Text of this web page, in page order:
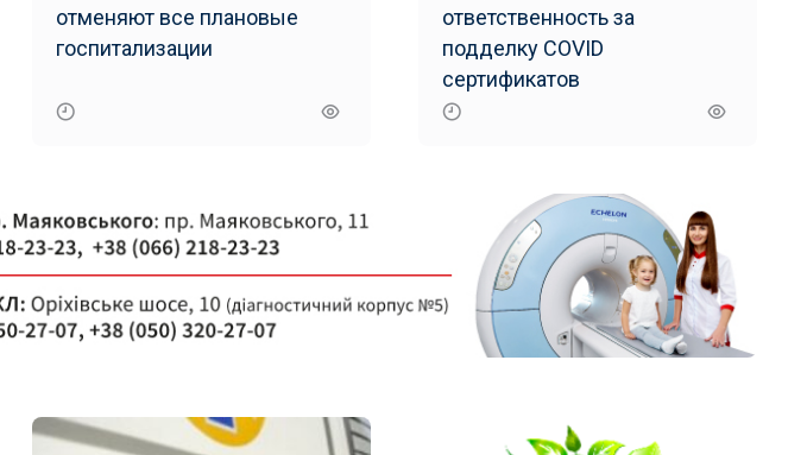
отменяют все плановые
госпитализации
ответственность за
подделку COVID
сертификатов